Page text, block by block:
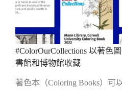
#ColorOurCollections 以著色
書館和博物館收藏
著色本（Coloring Books）可